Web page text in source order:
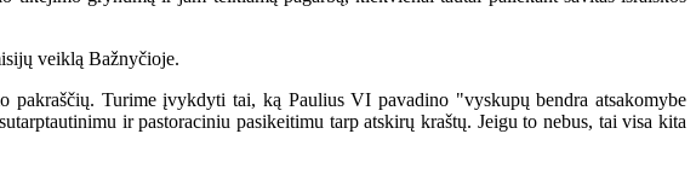
veiklą Bažnyčioje.
Turime įvykdyti tai, ką Paulius VI pavadino "vyskupų bendra atsakomybe
ir pastoraciniu pasikeitimu tarp atskirų kraštų. Jeigu to nebus, tai visa kita